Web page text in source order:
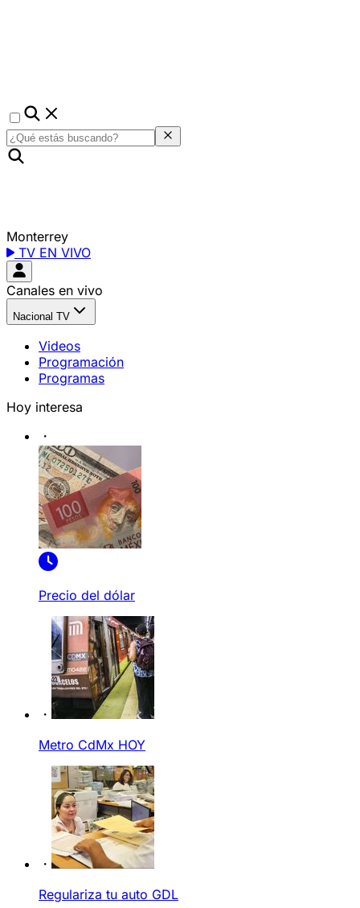
Monterrey
TV EN VIVO
Canales en vivo
Nacional TV
Videos
Programación
Programas
Hoy interesa
Precio del dólar
Metro CdMx HOY
Regulariza tu auto GDL